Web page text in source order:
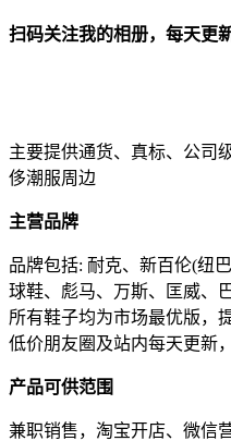
扫码关注我的相册，每天更
主要提供通货、真标、公司
侈潮服周边
主营品牌
品牌包括: 耐克、新百伦(纽
球鞋、彪马、万斯、匡威、
所有鞋子均为市场最优版，
低价朋友圈及站内每天更新
产品可供范围
兼职销售，淘宝开店、微信